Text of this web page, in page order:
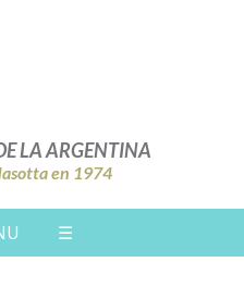
LA ARGENTINA
en 1974
☰